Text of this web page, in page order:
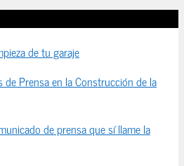
de tu garaje
Prensa en la Construcción de la
de prensa que sí llame la